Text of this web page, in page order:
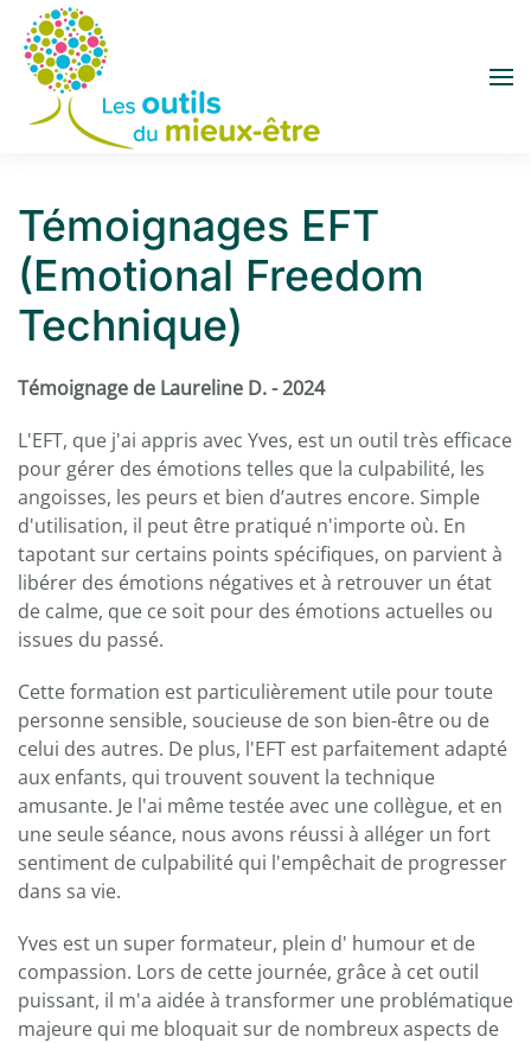
Accéder au contenu principal
Témoignages EFT
(Emotional Freedom
Technique)
Témoignage de Laureline D. - 2024
L'EFT, que j'ai appris avec Yves, est un outil très efficace
pour gérer des émotions telles que la culpabilité, les
angoisses, les peurs et bien d’autres encore. Simple
d'utilisation, il peut être pratiqué n'importe où. En
tapotant sur certains points spécifiques, on parvient à
libérer des émotions négatives et à retrouver un état
de calme, que ce soit pour des émotions actuelles ou
issues du passé.
Cette formation est particulièrement utile pour toute
personne sensible, soucieuse de son bien-être ou de
celui des autres. De plus, l'EFT est parfaitement adapté
aux enfants, qui trouvent souvent la technique
amusante. Je l'ai même testée avec une collègue, et en
une seule séance, nous avons réussi à alléger un fort
sentiment de culpabilité qui l'empêchait de progresser
dans sa vie.
Yves est un super formateur, plein d' humour et de
compassion. Lors de cette journée, grâce à cet outil
puissant, il m'a aidée à transformer une problématique
majeure qui me bloquait sur de nombreux aspects de